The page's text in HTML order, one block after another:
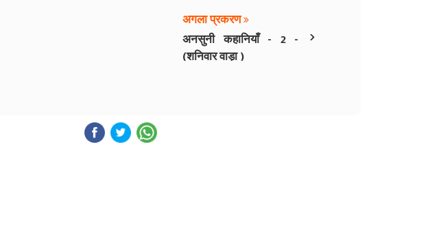
›
अगला प्रकरण
अनसुनी कहानियाँ - 2 -
(शनिवार वाड़ा )